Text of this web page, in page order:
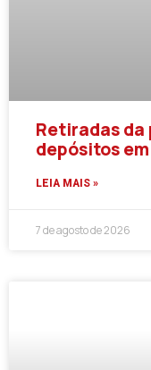
Retiradas da
depósitos
LEIA MAIS »
7 de agosto de 2026